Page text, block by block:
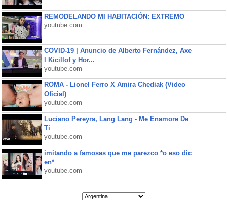
REMODELANDO MI HABITACIÓN: EXTREMO
youtube.com
COVID-19 | Anuncio de Alberto Fernández, Axe
l Kicillof y Hor...
youtube.com
ROMA - Lionel Ferro X Amira Chediak (Video
Oficial)
youtube.com
Luciano Pereyra, Lang Lang - Me Enamore De
Ti
youtube.com
imitando a famosas que me parezco *o eso dic
en*
youtube.com